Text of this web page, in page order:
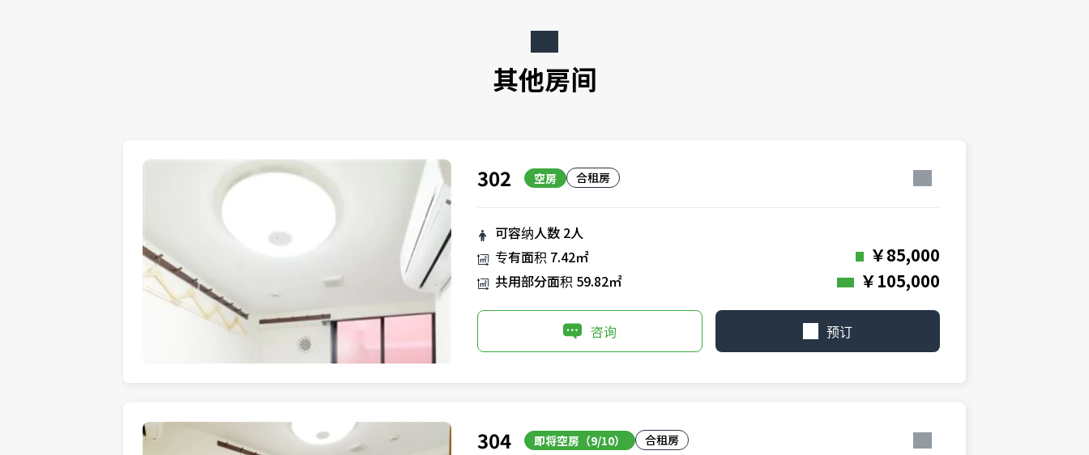
其他房间
302 空房 合租房
可容纳人数 2人
专有面积 7.42㎡
共用部分面积 59.82㎡
￥85,000
￥105,000
咨询 预订
304 即将空房（9/10） 合租房